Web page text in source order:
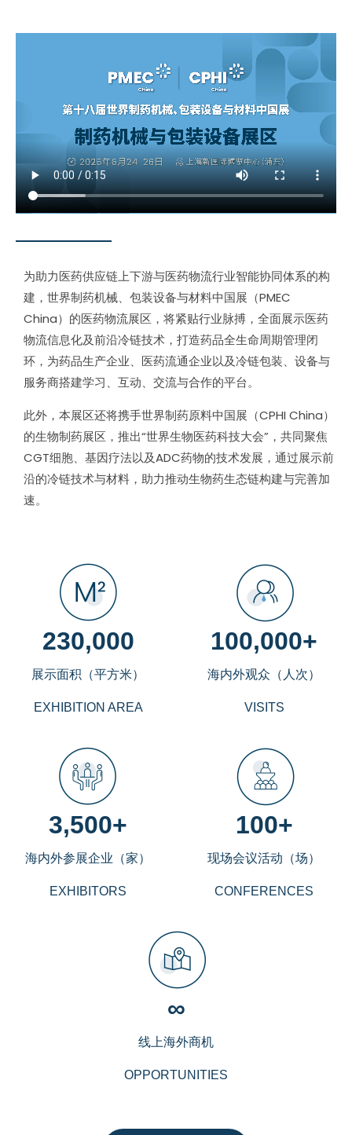
为助力医药供应链上下游与医药物流行业智能协同体系的构
建，世界制药机械、包装设备与材料中国展（PMEC
China）的医药物流展区，将紧贴行业脉搏，全面展示医药
物流信息化及前沿冷链技术，打造药品全生命周期管理闭
环，为药品生产企业、医药流通企业以及冷链包装、设备与
服务商搭建学习、互动、交流与合作的平台。
此外，本展区还将携手世界制药原料中国展（CPHI China）
的生物制药展区 ，推出“世界生物医药科技大会”，共同聚焦
CGT细胞、基因疗法以及ADC药物的技术发展，通过展示前
沿的冷链技术与材料，助力推动生物药生态链构建与完善加
速。
230,000
展示面积（平方米）
EXHIBITION AREA
100,000+
海内外观众（人次）
VISITS
3,500+
海内外参展企业（家）
EXHIBITORS
100+
现场会议活动（场）
CONFERENCES
∞
线上海外商机
OPPORTUNITIES